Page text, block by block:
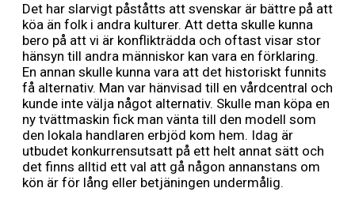
Det har slarvigt påståtts att svenskar är bättre på att
köa än folk i andra kulturer. Att detta skulle kunna
bero på att vi är konflikträdda och oftast visar stor
hänsyn till andra människor kan vara en förklaring.
En annan skulle kunna vara att det historiskt funnits
få alternativ. Man var hänvisad till en vårdcentral och
kunde inte välja något alternativ. Skulle man köpa en
ny tvättmaskin fick man vänta till den modell som
den lokala handlaren erbjöd kom hem. Idag är
utbudet konkurrensutsatt på ett helt annat sätt och
det finns alltid ett val att gå någon annanstans om
kön är för lång eller betjäningen undermålig.